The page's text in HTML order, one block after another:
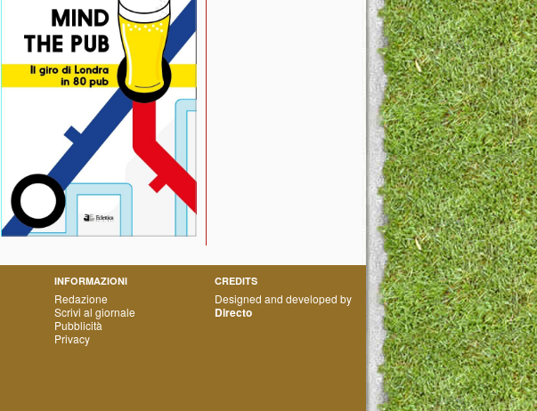
INFORMAZIONI
Redazione
Scrivi al giornale
Pubblicità
Privacy
CREDITS
Designed and developed by
Directo